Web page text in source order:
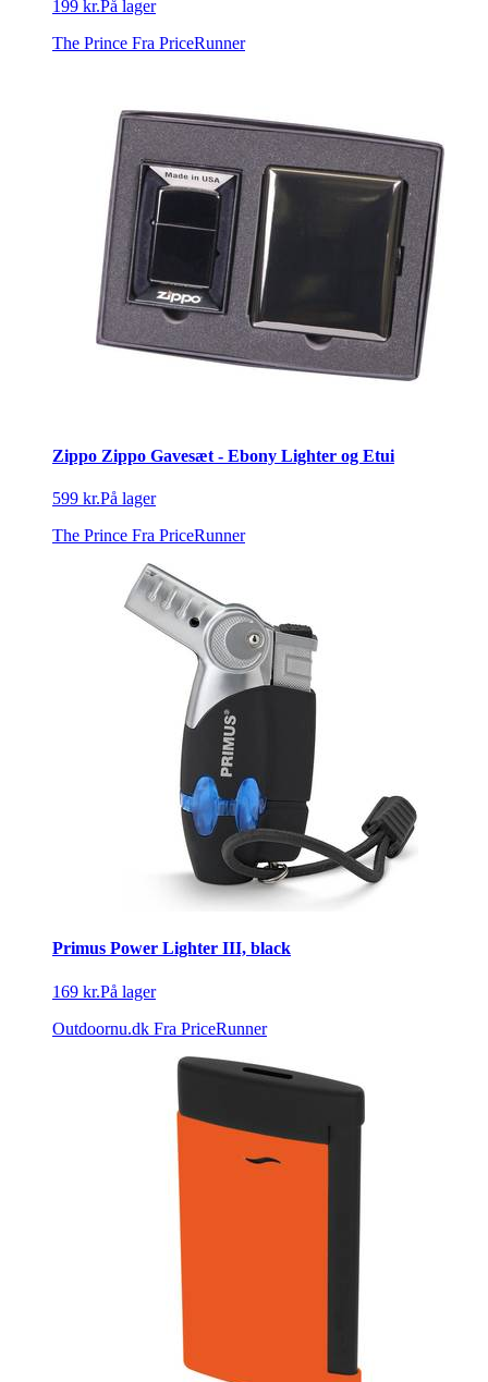
199 kr.På lager
The Prince Fra PriceRunner
Zippo Zippo Gavesæt - Ebony Lighter og Etui
599 kr.På lager
The Prince Fra PriceRunner
Primus Power Lighter III, black
169 kr.På lager
Outdoornu.dk Fra PriceRunner